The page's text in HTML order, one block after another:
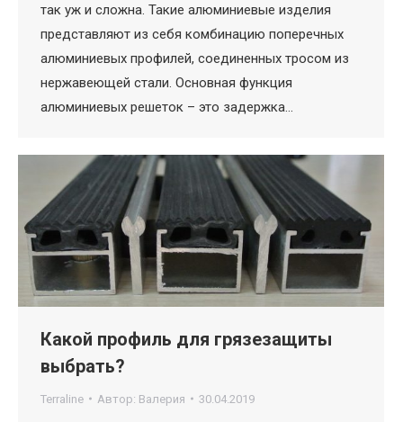
так уж и сложна. Такие алюминиевые изделия
представляют из себя комбинацию поперечных
алюминиевых профилей, соединенных тросом из
нержавеющей стали. Основная функция
алюминиевых решеток – это задержка…
Какой профиль для грязезащиты
выбрать?
Terraline Автор: Валерия 30.04.2019